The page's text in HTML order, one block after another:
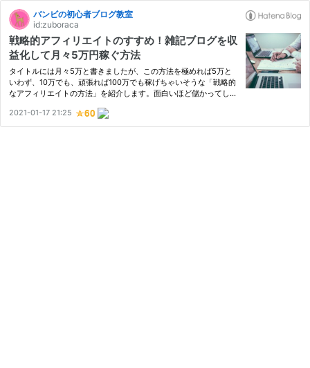
バンビの初心者ブログ教室
id:zuboraca
戦略的アフィリエイトのすすめ！雑記ブログを収
益化して月々5万円稼ぐ方法
タイトルには月々5万と書きましたが、この方法を極めれば5万と
いわず、10万でも、頑張れば100万でも稼げちゃいそうな「戦略的
なアフィリエイトの方法」を紹介します。面白いほど儲かってしま
アヤシイ方法でもありませんので、安心して読み進めてくださいね
♡…
2021-01-17 21:25